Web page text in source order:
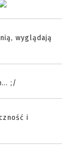
wyglądają
;/
i